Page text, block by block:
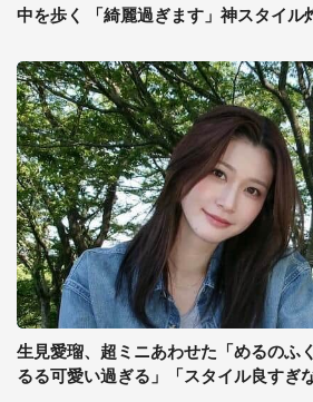
中を歩く 「綺麗過ぎます」神スタイル
生見愛瑠、超ミニあわせた「めるのふ
るる可愛い過ぎる」「スタイル良すぎ